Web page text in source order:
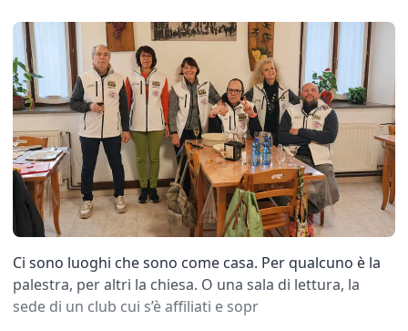
Ci sono luoghi che sono come casa. Per qualcuno è la
palestra, per altri la chiesa. O una sala di lettura, la
sede di un club cui s’è affiliati e sopr